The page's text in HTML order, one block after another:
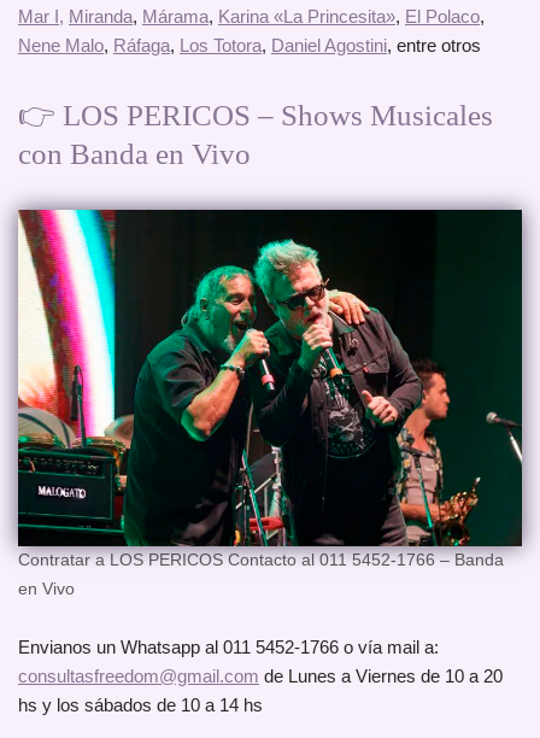
Mar I, Miranda, Márama, Karina «La Princesita», El Polaco,
Nene Malo, Ráfaga, Los Totora, Daniel Agostini, entre otros
👉 LOS PERICOS – Shows Musicales
con Banda en Vivo
Contratar a LOS PERICOS Contacto al 011 5452-1766 – Banda
en Vivo
Envianos un Whatsapp al 011 5452-1766 o vía mail a:
consultasfreedom@gmail.com de Lunes a Viernes de 10 a 20
hs y los sábados de 10 a 14 hs